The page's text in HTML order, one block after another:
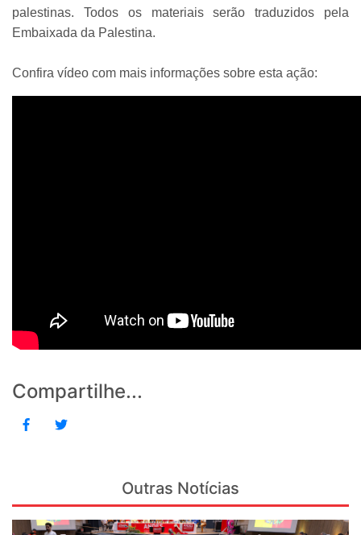
palestinas. Todos os materiais serão traduzidos pela
Embaixada da Palestina.
Confira vídeo com mais informações sobre esta ação:
Compartilhe...
Outras Notícias